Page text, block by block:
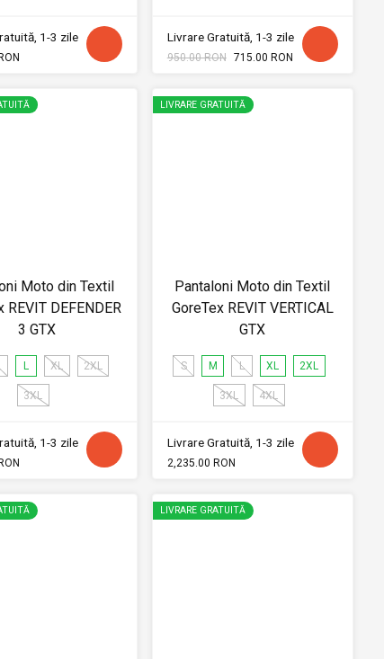
1-3 zile Livrare Gratuită, 1-3 zile
950.00 RON 715.00 RON
Moto din Textil
REVIT DEFENDER
3 GTX
L XL 2XL
3XL
1-3 zile
LIVRARE GRATUITĂ
Pantaloni Moto din Textil
GoreTex REVIT VERTICAL
GTX
S M L XL 2XL
3XL 4XL
Livrare Gratuită, 1-3 zile
2,235.00 RON
LIVRARE GRATUITĂ